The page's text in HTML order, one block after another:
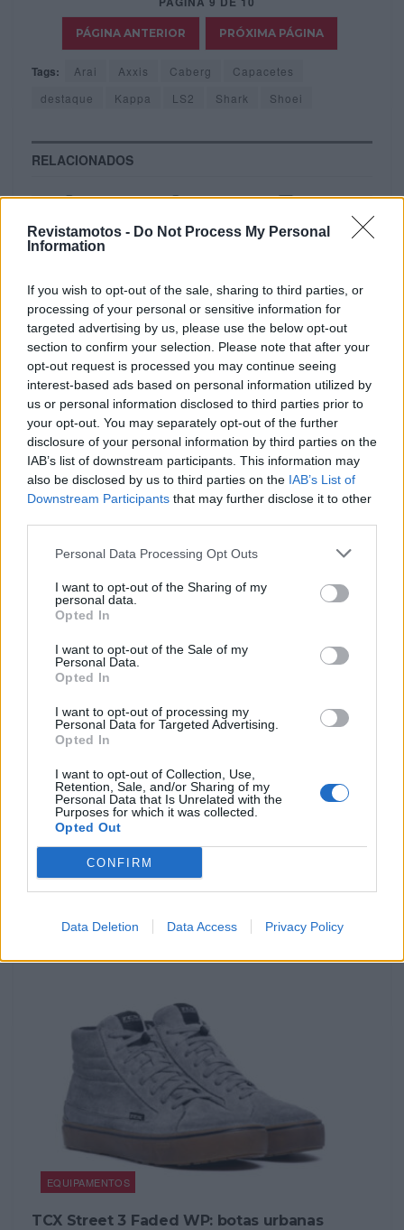
Revistamotos - Do Not Process My Personal
Information
If you wish to opt-out of the sale, sharing to third parties, or
processing of your personal or sensitive information for
targeted advertising by us, please use the below opt-out
section to confirm your selection. Please note that after your
opt-out request is processed you may continue seeing
interest-based ads based on personal information utilized by
us or personal information disclosed to third parties prior to
your opt-out. You may separately opt-out of the further
disclosure of your personal information by third parties on the
IAB’s list of downstream participants. This information may
also be disclosed by us to third parties on the IAB’s List of
Downstream Participants that may further disclose it to other
Personal Data Processing Opt Outs
I want to opt-out of the Sharing of my
personal data.
Opted In
I want to opt-out of the Sale of my
Personal Data.
Opted In
I want to opt-out of processing my
Personal Data for Targeted Advertising.
Opted In
I want to opt-out of Collection, Use,
Retention, Sale, and/or Sharing of my
Personal Data that Is Unrelated with the
Purposes for which it was collected.
Opted Out
CONFIRM
Data Deletion Data Access Privacy Policy
Tags: Arai Axxis Caberg
Capacetes
destaque
Kappa LS2 Shark Shoei
RELACIONADOS
EQUIPAMENTOS
Regina com corrente para a KTM 1390 Super
Duke RR Track
A Regina Catene Calibrate S.p.A., líder global em sistemas
de transmissão de alto desempenho, estabeleceu uma
ARTIGOS
Dicas by Liqui Moly – Mudar o óleo em casa?
Para quem é fã do "Faça Você Mesmo", quando chega a
FERNANDO NETO 1 AGOSTO, 2026
EQUIPAMENTOS
TCX Street 3 Faded WP: botas urbanas